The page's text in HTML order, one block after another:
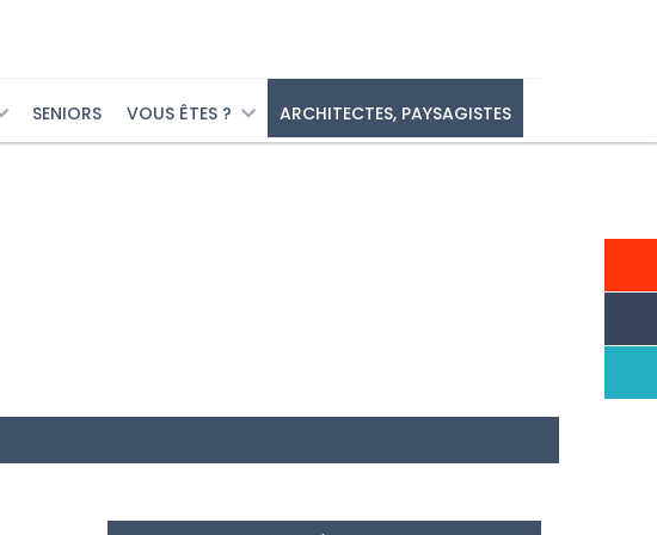
SENIORS VOUS ÊTES ? ARCHITECTES, PAYSAGISTES